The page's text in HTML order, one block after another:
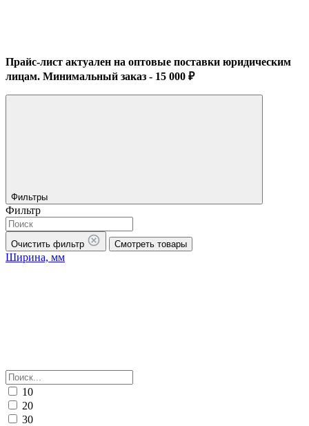
Прайс-лист актуален на оптовые поставки юридическим
лицам. Минимальный заказ - 15 000 ₽
Фильтры
Фильтр
Очистить фильтр Смотреть товары
Ширина, мм
10
20
30